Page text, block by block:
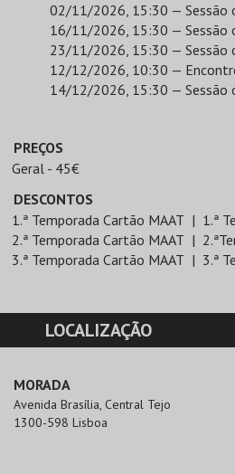
02/11/2026, 15:30 — Sessão
16/11/2026, 15:30 — Sessão
23/11/2026, 15:30 — Sessão
12/12/2026, 10:30 —
14/12/2026, 15:30 — Sessão
PREÇOS
Geral - 45€
DESCONTOS
1.ª Temporada Cartão MAAT
1.ª
2.ª Temporada Cartão MAAT
3.ª Temporada Cartão MAAT
3.ª
LOCALIZAÇÃO
MORADA
Avenida Brasília, Central Tejo
1300-598 Lisboa